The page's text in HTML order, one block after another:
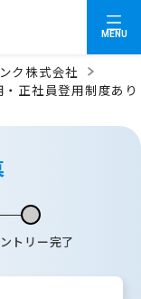
MENU
ク株式会社
正社員登用制度あり
トリー完了